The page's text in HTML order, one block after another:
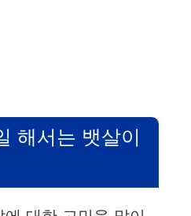
해서는 뱃살이